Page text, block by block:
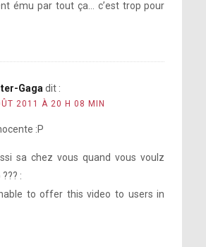
ému par tout ça… c’est trop pour
Gaga dit :
2011 À 20 H 08 MIN
:P
sa chez vous quand vous voulz
:
to offer this video to users in